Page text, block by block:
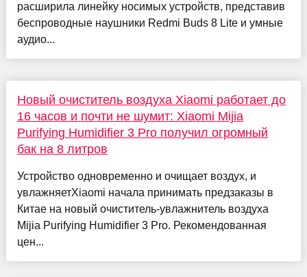
расширила линейку носимых устройств, представив
беспроводные наушники Redmi Buds 8 Lite и умные
аудио...
Новый очиститель воздуха Xiaomi работает до
16 часов и почти не шумит: Xiaomi Mijia
Purifying Humidifier 3 Pro получил огромный
бак на 8 литров
Устройство одновременно и очищает воздух, и
увлажняетXiaomi начала принимать предзаказы в
Китае на новый очиститель-увлажнитель воздуха
Mijia Purifying Humidifier 3 Pro. Рекомендованная
цен...